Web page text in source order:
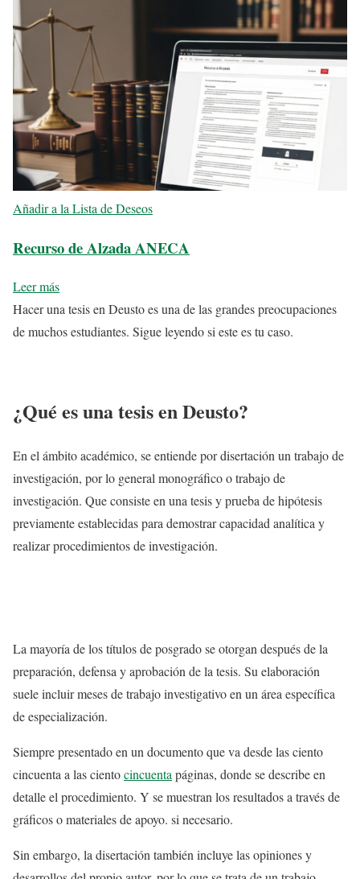
Añadir a la Lista de Deseos
Recurso de Alzada ANECA
Leer más
Hacer una tesis en Deusto es una de las grandes preocupaciones
de muchos estudiantes. Sigue leyendo si este es tu caso.
¿Qué es una tesis en Deusto?
En el ámbito académico, se entiende por disertación un trabajo de
investigación, por lo general monográfico o trabajo de
investigación. Que consiste en una tesis y prueba de hipótesis
previamente establecidas para demostrar capacidad analítica y
realizar procedimientos de investigación.
La mayoría de los títulos de posgrado se otorgan después de la
preparación, defensa y aprobación de la tesis. Su elaboración
suele incluir meses de trabajo investigativo en un área específica
de especialización.
Siempre presentado en un documento que va desde las ciento
cincuenta a las cientocincuentapáginas, donde se describe en
detalle el procedimiento. Y se muestran los resultados a través de
gráficos o materiales de apoyo. si necesario.
Sin embargo, la disertación también incluye las opiniones y